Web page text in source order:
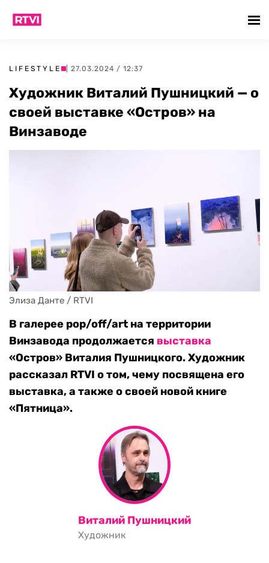
LIFESTYLE | 27.03.2024 / 12:37
Художник Виталий Пушницкий — о
своей выставке «Остров» на
Винзаводе
Элиза Данте / RTVI
В галерее pop/off/art на территории
Винзавода продолжается выставка
«Остров» Виталия Пушницкого.Художник
рассказал RTVI о том, чему посвящена его
выставка, а также о своей новой книге
«Пятница».
Виталий Пушницкий
Художник